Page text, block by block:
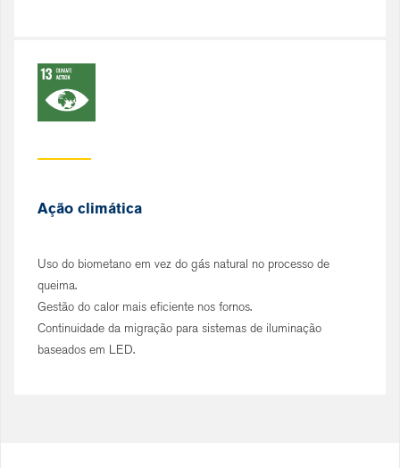
Ação climática
Uso do biometano em vez do gás natural no processo de
queima.
Gestão do calor mais eficiente nos fornos.
Continuidade da migração para sistemas de iluminação
baseados em LED.